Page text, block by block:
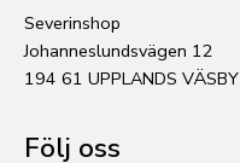
Severinshop
Johanneslundsvägen 12
194 61 UPPLANDS VÄSBY
Följ oss